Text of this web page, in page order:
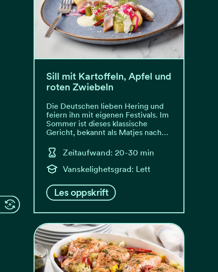
Sill mit Kartoffeln, Apfel und
roten Zwiebeln
Die Deutschen lieben Hering und
feiern ihn mit eigenen Festivals. Im
Sommer ist dieses klassische
Gericht, bekannt als Matjes nach…
Zeitaufwand: 20-30 min
Vanskelighetsgrad: Lett
Les oppskrift